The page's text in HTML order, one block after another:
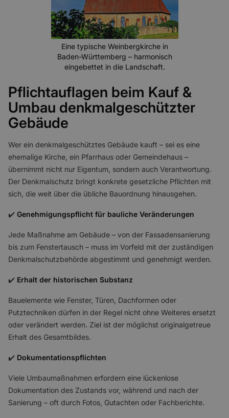
Eine typische Weinbergkirche in
Baden-Württemberg – harmonisch
eingebettet in die Landschaft.
Pflichtauflagen beim Kauf &
Umbau denkmalgeschützter
Gebäude
Wer ein denkmalgeschütztes Gebäude kauft – sei es eine
ehemalige Kirche, ein Pfarrhaus oder Gemeindehaus –
übernimmt nicht nur Eigentum, sondern auch Verantwortung.
Der Denkmalschutz bringt konkrete gesetzliche Pflichten mit
sich, die weit über die übliche Bauordnung hinausgehen.
✔️ Genehmigungspflicht für bauliche Veränderungen
Jede Maßnahme am Gebäude – von der Fassadensanierung
bis zum Fenstertausch – muss im Vorfeld mit der zuständigen
Denkmalschutzbehörde abgestimmt und genehmigt werden.
✔️ Erhalt der historischen Substanz
Bauelemente wie Fenster, Türen, Dachformen oder
Putztechniken dürfen in der Regel nicht ohne Weiteres ersetzt
oder verändert werden. Ziel ist der möglichst originalgetreue
Erhalt des Gesamtbildes.
✔️ Dokumentationspflichten
Viele Umbaumaßnahmen erfordern eine lückenlose
Dokumentation des Zustands vor, während und nach der
Sanierung – oft durch Fotos, Gutachten oder Fachberichte.